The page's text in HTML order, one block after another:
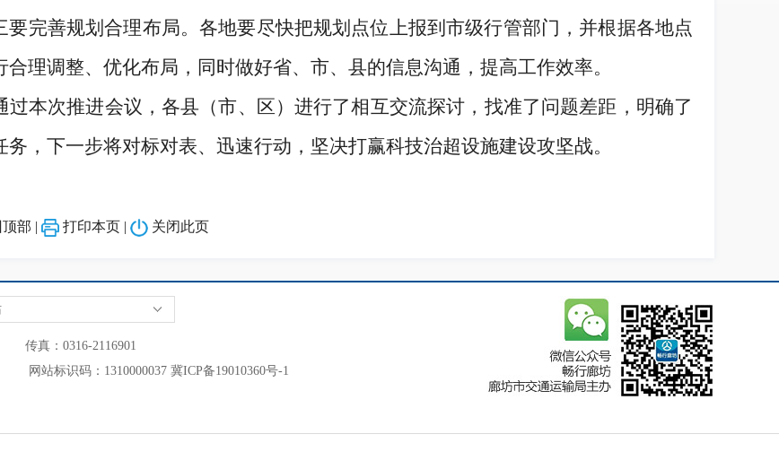
要完善规划合理布局。各地要尽快把规划点位上报到市级行管部门，并根据各地点
合理调整、优化布局，同时做好省、市、县的信息沟通，提高工作效率。
过本次推进会议，各县（市、区）进行了相互交流探讨，找准了问题差距，明确了
务，下一步将对标对表、迅速行动，坚决打赢科技治超设施建设攻坚战。
部 | 打印本页 | 关闭此页
真：0316-2116901
标识码：1310000037 冀ICP备19010360号-1